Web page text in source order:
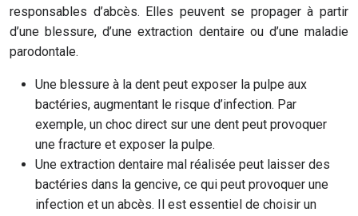
responsables d’abcès. Elles peuvent se propager à partir
d’une blessure, d’une extraction dentaire ou d’une maladie
parodontale.
Une blessure à la dent peut exposer la pulpe aux
bactéries, augmentant le risque d’infection. Par
exemple, un choc direct sur une dent peut provoquer
une fracture et exposer la pulpe.
Une extraction dentaire mal réalisée peut laisser des
bactéries dans la gencive, ce qui peut provoquer une
infection et un abcès. Il est essentiel de choisir un